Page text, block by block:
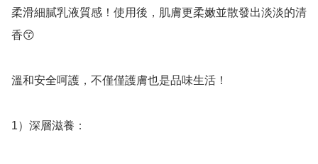
柔滑細膩乳液質感！使用後，肌膚更柔嫩並散發出淡淡的清
香😙
溫和安全呵護，不僅僅護膚也是品味生活！
1）深層滋養：